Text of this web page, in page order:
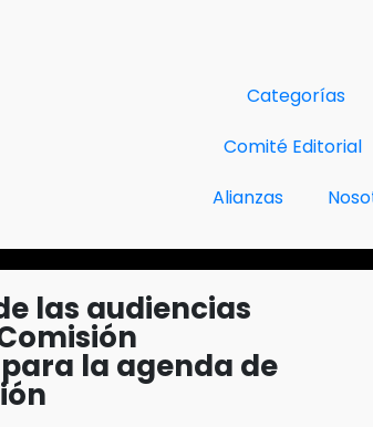
Categorías
Comité Editorial
Alianzas
las audiencias
la agenda de